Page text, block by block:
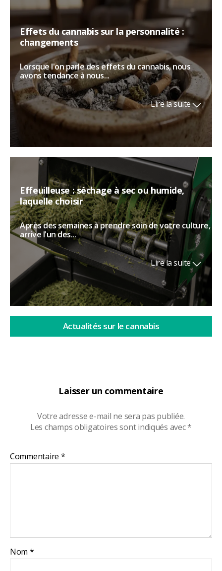
Laisser un commentaire
Votre adresse e-mail ne sera pas publiée.
Les champs obligatoires sont indiqués avec*
Commentaire *
Nom *
Effets du cannabis sur la personnalité :
changements
Lorsque l'on parle des effets du cannabis, nous
avons tendance à nous...
Lire la suite
Effeuilleuse : séchage à sec ou humide,
laquelle choisir
Après des semaines à prendre soin de votre culture,
arrive l'un des...
Lire la suite
Actualités sur le cannabis